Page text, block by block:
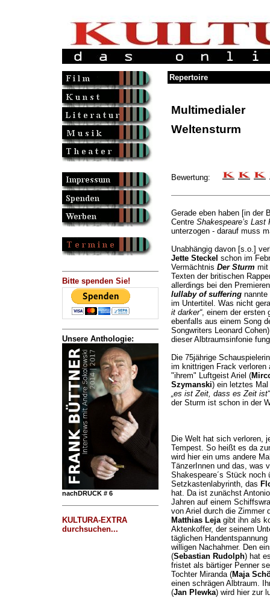
Bitte spenden Sie!
Unsere Anthologie:
nachDRUCK # 6
KULTURA-EXTRA
durchsuchen...
Repertoire
Multimedialer
Weltensturm
Bewertung:
Gerade eben haben [in der
Centre Shakespeare’s Last
unterzogen - darauf muss
Unabhängig davon [s.o.]
Jette Steckel schon im
Vermächtnis Der Sturm mit
Texten der britischen
allerdings bei den
lullaby of sufferingnannte
im Untertitel. Was nicht
it darker“, einem der ersten
ebenfalls aus einem Song
Songwriters Leonard
dieser Albtraumsinfonie
Die 75jährige
im knittrigen Frack verloren
"ihrem" Luftgeist Ariel (
Szymanski) ein letztes
„es ist Zeit, dass es Zeit ist“
der Sturm ist schon in der
Die Welt hat sich verloren,
Tempest. So heißt es da
wird hier ein ums andere
TänzerInnen und das, was
Shakespeare´s Stück noch
Setzkastenlabyrinth, das
hat. Da ist zunächst
Jahren auf einem
von Ariel durch die Zimmer
Matthias Lejagibt ihn als
Aktenkoffer, der seinem
täglichen
willigen Nachahmer. Den
(Sebastian Rudolph) hat
fristet als bärtiger Penner
Tochter Miranda (Maja
einen schrägen Albtraum.
(Jan Plewka) wird hier zur